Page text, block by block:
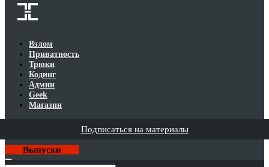
Взлом
Приватность
Трюки
Кодинг
Админ
Geek
Магазин
Подписаться на материалы
Выпуски
Годовая